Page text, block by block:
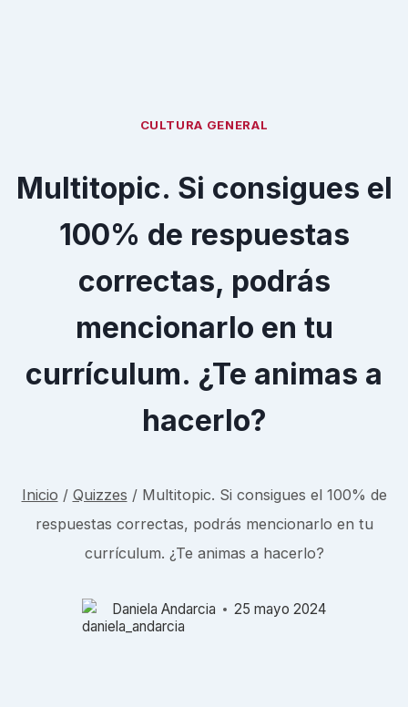
CULTURA GENERAL
Multitopic. Si consigues el
100% de respuestas
correctas, podrás
mencionarlo en tu
currículum. ¿Te animas a
hacerlo?
Inicio / Quizzes / Multitopic. Si consigues el 100% de
respuestas correctas, podrás mencionarlo en tu
currículum. ¿Te animas a hacerlo?
Daniela Andarcia 25 mayo 2024